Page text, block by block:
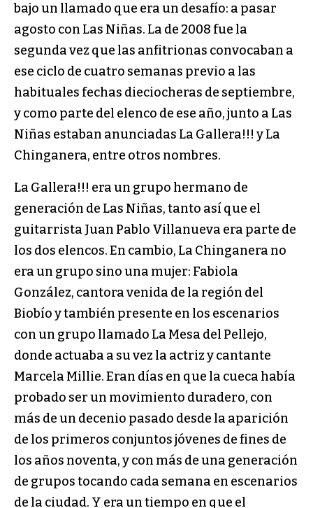
bajo un llamado que era un desafío: a pasar
agosto con Las Niñas. La de 2008 fue la
segunda vez que las anfitrionas convocaban a
ese ciclo de cuatro semanas previo a las
habituales fechas dieciocheras de septiembre,
y como parte del elenco de ese año, junto a Las
Niñas estaban anunciadas La Gallera!!! y La
Chinganera, entre otros nombres.
La Gallera!!! era un grupo hermano de
generación de Las Niñas, tanto así que el
guitarrista Juan Pablo Villanueva era parte de
los dos elencos. En cambio, La Chinganera no
era un grupo sino una mujer: Fabiola
González, cantora venida de la región del
Biobío y también presente en los escenarios
con un grupo llamado La Mesa del Pellejo,
donde actuaba a su vez la actriz y cantante
Marcela Millie. Eran días en que la cueca había
probado ser un movimiento duradero, con
más de un decenio pasado desde la aparición
de los primeros conjuntos jóvenes de fines de
los años noventa, y con más de una generación
de grupos tocando cada semana en escenarios
de la ciudad. Y era un tiempo en que el